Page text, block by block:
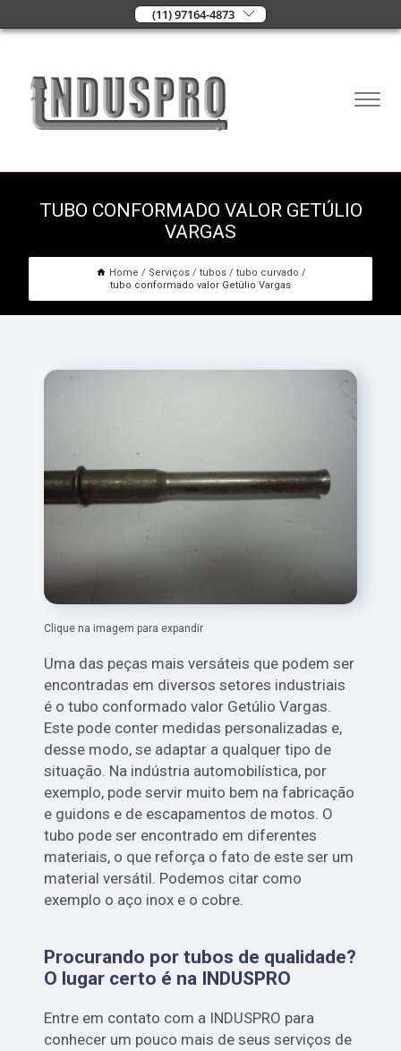
(11) 97164-4873
TUBO CONFORMADO VALOR GETÚLIO
VARGAS
Home Serviços tubos
tubo curvado
tubo conformado valor Getúlio Vargas
Clique na imagem para expandir
Uma das peças mais versáteis que podem ser
encontradas em diversos setores industriais
é o tubo conformado valor Getúlio Vargas.
Este pode conter medidas personalizadas e,
desse modo, se adaptar a qualquer tipo de
situação. Na indústria automobilística, por
exemplo, pode servir muito bem na fabricação
e guidons e de escapamentos de motos. O
tubo pode ser encontrado em diferentes
materiais, o que reforça o fato de este ser um
material versátil. Podemos citar como
exemplo o aço inox e o cobre.
Procurando por tubos de qualidade?
O lugar certo é na INDUSPRO
Entre em contato com a INDUSPRO para
conhecer um pouco mais de seus serviços de